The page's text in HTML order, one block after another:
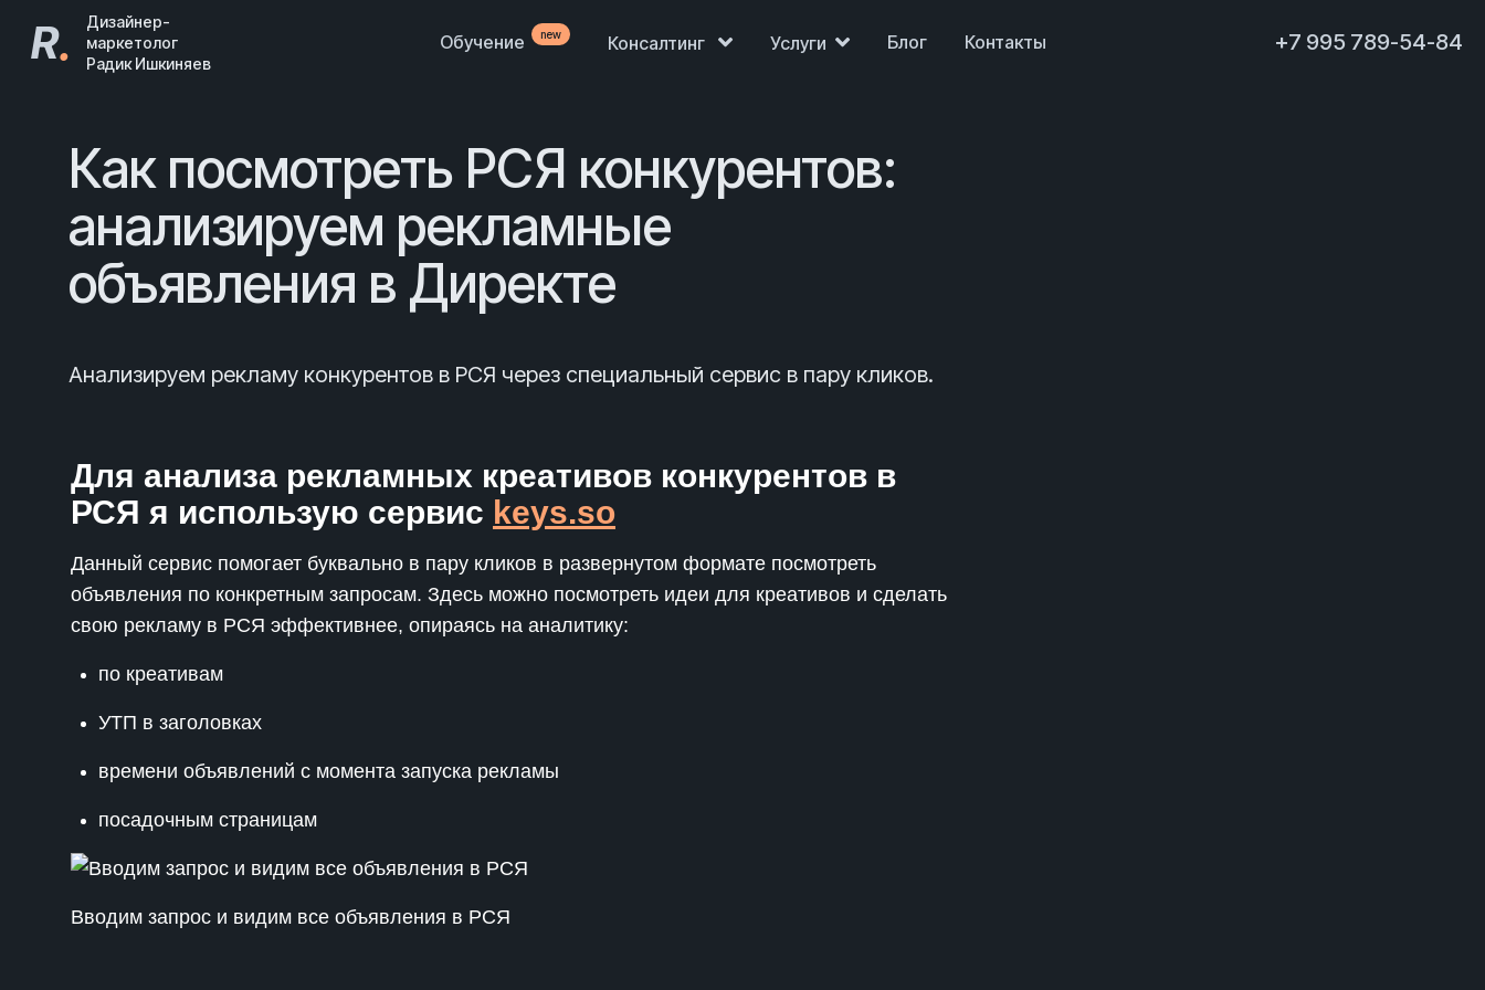
R.
Дизайнер-
маркетолог
Радик Ишкиняев
Обучение new Консалтинг Услуги Блог Контакты +7 995 789-54-84
Как посмотреть РСЯ конкурентов:
анализируем рекламные
объявления в Директе
Анализируем рекламу конкурентов в РСЯ через специальный сервис в пару кликов.
Для анализа рекламных креативов конкурентов в
РСЯ я использую сервис keys.so
Данный сервис помогает буквально в пару кликов в развернутом формате посмотреть
объявления по конкретным запросам. Здесь можно посмотреть идеи для креативов и сделать
свою рекламу в РСЯ эффективнее, опираясь на аналитику:
по креативам
УТП в заголовках
времени объявлений с момента запуска рекламы
посадочным страницам
Вводим запрос и видим все объявления в РСЯ